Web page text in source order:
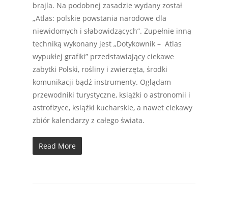
brajla. Na podobnej zasadzie wydany został
„Atlas: polskie powstania narodowe dla
niewidomych i słabowidzących”. Zupełnie inną
techniką wykonany jest „Dotykownik – Atlas
wypukłej grafiki” przedstawiający ciekawe
zabytki Polski, rośliny i zwierzęta, środki
komunikacji bądź instrumenty. Oglądam
przewodniki turystyczne, książki o astronomii i
astrofizyce, książki kucharskie, a nawet ciekawy
zbiór kalendarzy z całego świata.
Read More